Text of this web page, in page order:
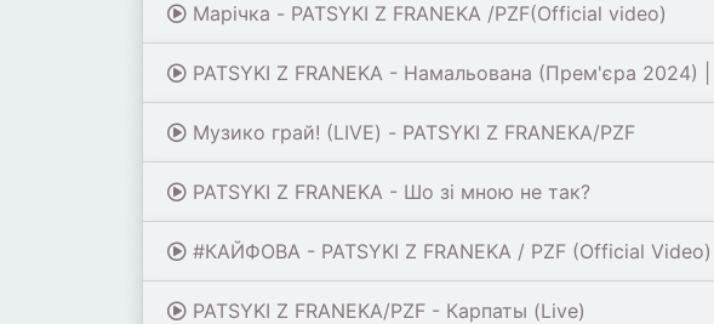
Марічка - PATSYKI Z FRANEKA /PZF(Official video)
PATSYKI Z FRANEKA - Намальована (Прем'єра 2024)
Музико грай! (LIVE) - PATSYKI Z FRANEKA/PZF
PATSYKI Z FRANEKA - Шо зі мною не так?
#КАЙФОВА - PATSYKI Z FRANEKA / PZF (Official Video)
PATSYKI Z FRANEKA/PZF - Карпаты (Live)